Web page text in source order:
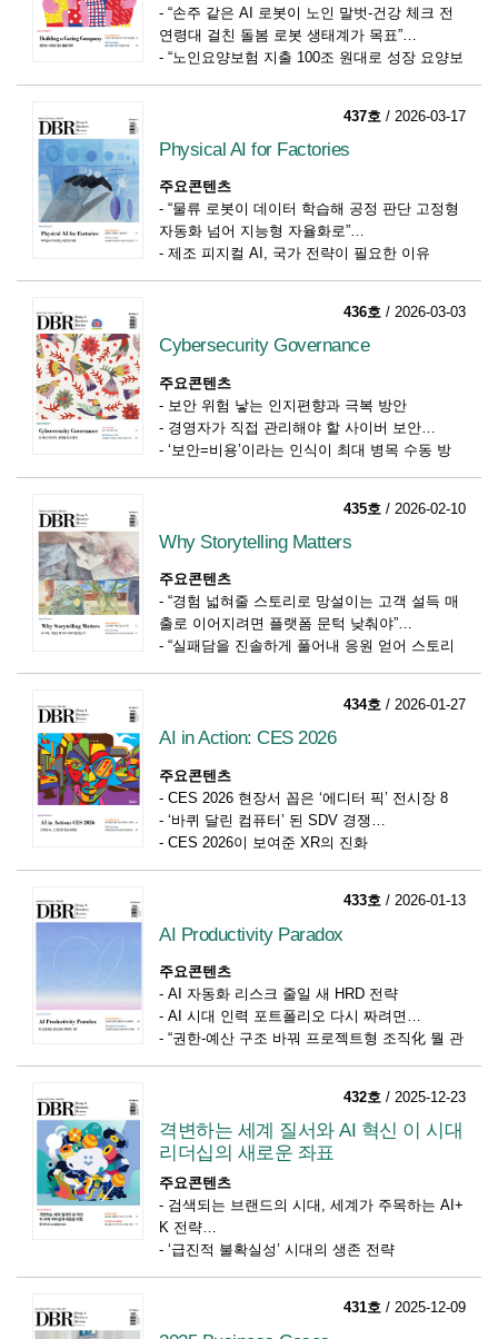
-“손주 같은 AI 로봇이 노인 말벗-건강 체크 전
연령대 걸친 돌봄 로봇 생태계가 목표”
-“노인요양보험 지출 100조 원대로 성장 요양보
437호 / 2026-03-17
Physical AI for Factories
주요콘텐츠
-“물류 로봇이 데이터 학습해 공정 판단 고정형
자동화 넘어 지능형 자율화로”
-제조 피지컬 AI, 국가 전략이 필요한 이유
436호 / 2026-03-03
Cybersecurity Governance
주요콘텐츠
- 보안 위험 낳는 인지편향과 극복 방안
- 경영자가 직접 관리해야 할 사이버 보안
-‘보안=비용’이라는 인식이 최대 병목 수동 방
435호 / 2026-02-10
Why Storytelling Matters
주요콘텐츠
-“경험 넓혀줄 스토리로 망설이는 고객 설득 매
출로 이어지려면 플랫폼 문턱 낮춰야”
-“실패담을 진솔하게 풀어내 응원 얻어 스토리
434호 / 2026-01-27
AI in Action: CES 2026
주요콘텐츠
-CES 2026 현장서 꼽은 ‘에디터 픽’ 전시장 8
-‘바퀴 달린 컴퓨터’ 된 SDV 경쟁
-CES 2026이 보여준 XR의 진화
433호 / 2026-01-13
AI Productivity Paradox
주요콘텐츠
-AI 자동화 리스크 줄일 새 HRD 전략
-AI 시대 인력 포트폴리오 다시 짜려면
-“권한-예산 구조 바꿔 프로젝트형 조직化 뭘 관
432호 / 2025-12-23
격변하는 세계 질서와 AI 혁신 이 시대
리더십의 새로운 좌표
주요콘텐츠
- 검색되는 브랜드의 시대, 세계가 주목하는 AI+
K 전략
-‘급진적 불확실성’ 시대의 생존 전략
431호 / 2025-12-09